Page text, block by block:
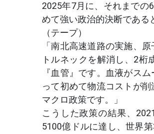
2025年7月に、それまでの
めて強い政治的決断である
（テープ）
「南北高速道路の実施、
トルネックを解消し、2
『血管』です。血液がス
って初めて物流コストが
マクロ政策です。」
こうした政策の結果、
5100億ドルに達し、世界